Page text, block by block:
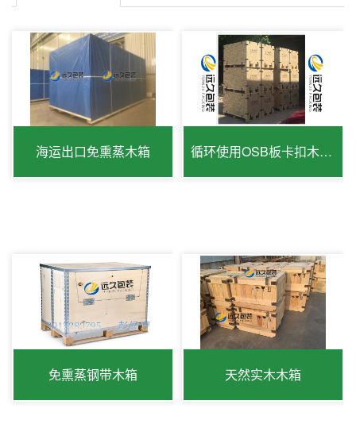
海运出口免熏蒸木箱 循环使用OSB板卡扣木箱出口免检
免熏蒸钢带木箱 天然实木木箱